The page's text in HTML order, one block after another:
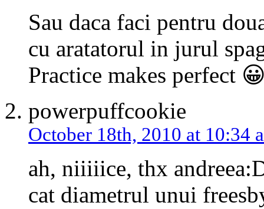
Sau daca faci pentru
cu aratatorul in jurul
Practice makes perfect
powerpuffcookie
October 18th, 2010 at 10:34
ah, niiiiice, thx
cat diametrul unui